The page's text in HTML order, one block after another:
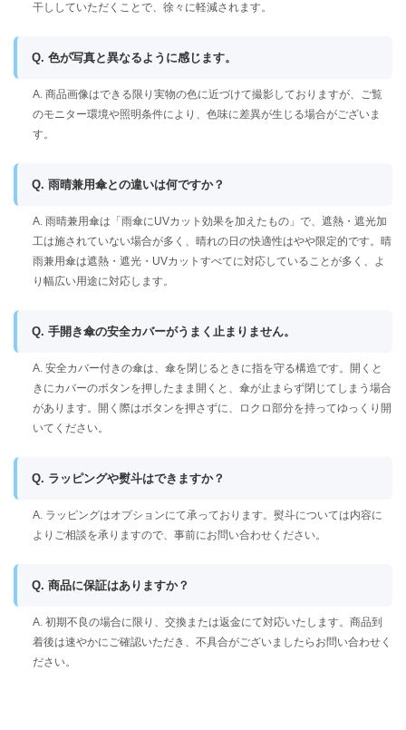
干ししていただくことで、徐々に軽減されます。
Q. 色が写真と異なるように感じます。
A. 商品画像はできる限り実物の色に近づけて撮影しておりますが、ご覧
のモニター環境や照明条件により、色味に差異が生じる場合がございま
す。
Q. 雨晴兼用傘との違いは何ですか？
A. 雨晴兼用傘は「雨傘にUVカット効果を加えたもの」で、遮熱・遮光加
工は施されていない場合が多く、晴れの日の快適性はやや限定的です。晴
雨兼用傘は遮熱・遮光・UVカットすべてに対応していることが多く、よ
り幅広い用途に対応します。
Q. 手開き傘の安全カバーがうまく止まりません。
A. 安全カバー付きの傘は、傘を閉じるときに指を守る構造です。開くと
きにカバーのボタンを押したまま開くと、傘が止まらず閉じてしまう場合
があります。開く際はボタンを押さずに、ロクロ部分を持ってゆっくり開
いてください。
Q. ラッピングや熨斗はできますか？
A. ラッピングはオプションにて承っております。熨斗については内容に
よりご相談を承りますので、事前にお問い合わせください。
Q. 商品に保証はありますか？
A. 初期不良の場合に限り、交換または返金にて対応いたします。商品到
着後は速やかにご確認いただき、不具合がございましたらお問い合わせく
ださい。